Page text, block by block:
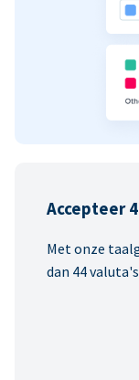
Accepteer
Met onze
dan 44